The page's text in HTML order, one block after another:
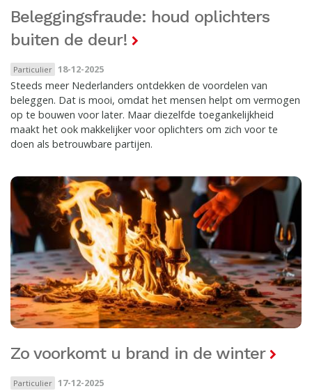
Beleggingsfraude: houd oplichters
buiten de deur!
Particulier 18-12-2025
Steeds meer Nederlanders ontdekken de voordelen van
beleggen. Dat is mooi, omdat het mensen helpt om vermogen
op te bouwen voor later. Maar diezelfde toegankelijkheid
maakt het ook makkelijker voor oplichters om zich voor te
doen als betrouwbare partijen.
Zo voorkomt u brand in de winter
Particulier 17-12-2025